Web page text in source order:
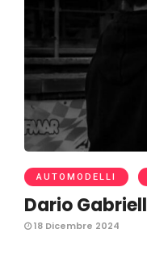
AUTOMODELLI
Dario
18 Dicembre 2024